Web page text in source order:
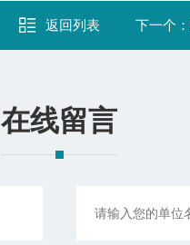
返回列表 下一个：
在线留言